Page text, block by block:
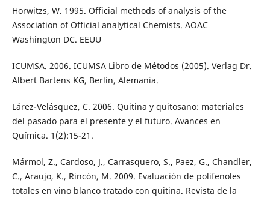
Horwitzs, W. 1995. Official methods of analysis of the
Association of Official analytical Chemists. AOAC
Washington DC. EEUU
ICUMSA. 2006. ICUMSA Libro de Métodos (2005). Verlag Dr.
Albert Bartens KG, Berlín, Alemania.
Lárez-Velásquez, C. 2006. Quitina y quitosano: materiales
del pasado para el presente y el futuro. Avances en
Química. 1(2):15-21.
Mármol, Z., Cardoso, J., Carrasquero, S., Paez, G., Chandler,
C., Araujo, K., Rincón, M. 2009. Evaluación de polifenoles
totales en vino blanco tratado con quitina. Revista de la